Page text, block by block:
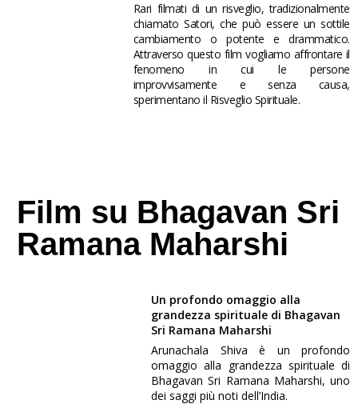
Rari filmati di un risveglio, tradizionalmente
chiamato Satori, che può essere un sottile
cambiamento o potente e drammatico.
Attraverso questo film vogliamo affrontare il
fenomeno in cui le persone
improvvisamente e senza causa,
sperimentano il Risveglio Spirituale.
Film su Bhagavan Sri
Ramana Maharshi
Un profondo omaggio alla
grandezza spirituale di Bhagavan
Sri Ramana Maharshi
Arunachala Shiva è un profondo
omaggio alla grandezza spirituale di
Bhagavan Sri Ramana Maharshi, uno
dei saggi più noti dell’India.